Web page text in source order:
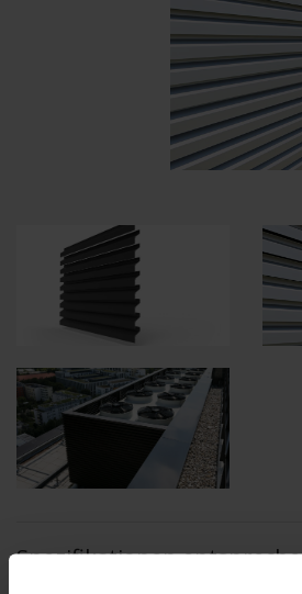
Spezifikationen